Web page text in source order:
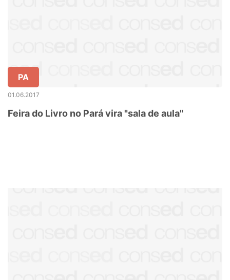
PA
01.06.2017
Feira do Livro no Pará vira "sala de aula"